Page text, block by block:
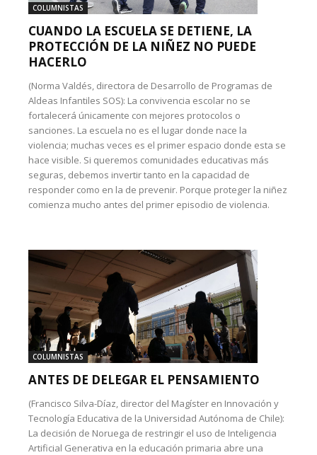
COLUMNISTAS
CUANDO LA ESCUELA SE DETIENE, LA
PROTECCIÓN DE LA NIÑEZ NO PUEDE
HACERLO
(Norma Valdés, directora de Desarrollo de Programas de
Aldeas Infantiles SOS): La convivencia escolar no se
fortalecerá únicamente con mejores protocolos o
sanciones. La escuela no es el lugar donde nace la
violencia; muchas veces es el primer espacio donde esta se
hace visible. Si queremos comunidades educativas más
seguras, debemos invertir tanto en la capacidad de
responder como en la de prevenir. Porque proteger la niñez
comienza mucho antes del primer episodio de violencia.
COLUMNISTAS
ANTES DE DELEGAR EL PENSAMIENTO
(Francisco Silva-Díaz, director del Magíster en Innovación y
Tecnología Educativa de la Universidad Autónoma de Chile):
La decisión de Noruega de restringir el uso de Inteligencia
Artificial Generativa en la educación primaria abre una